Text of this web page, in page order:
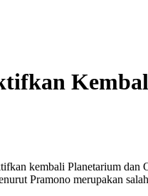
kembali Planetarium dan
Pramono merupakan